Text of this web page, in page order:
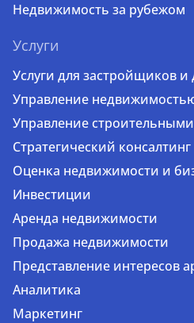
Недвижимость за рубежом
Услуги
Услуги для застройщиков и
Управление
Управление
Стратегический консалтинг
Оценка недвижимости и
Инвестиции
Аренда недвижимости
Продажа недвижимости
Представление интересов
Аналитика
Маркетинг